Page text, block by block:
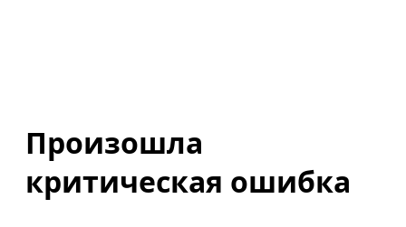
Произошла
критическая ошибка